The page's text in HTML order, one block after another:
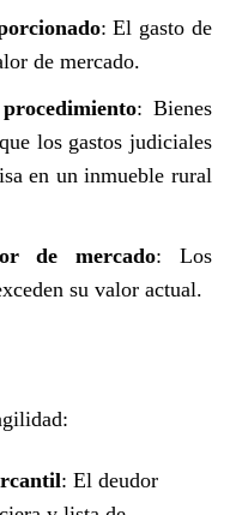
: El gasto de
de mercado.
: Bienes
los gastos judiciales
en un inmueble rural
de mercado: Los
su valor actual.
: El deudor